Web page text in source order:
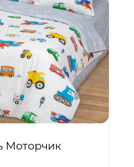
Моторчик